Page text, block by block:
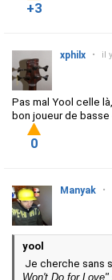
+3
xphilx • il
Pas mal Yool celle
bon joueur de basse
0
Manyak •
yool
Je cherche sans
Won't Do for Love"